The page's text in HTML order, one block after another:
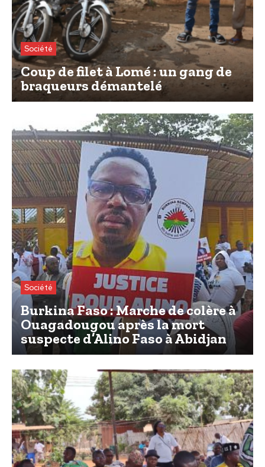
Société
Coup de filet à Lomé : un gang de
braqueurs démantelé
Société
Burkina Faso : Marche de colère à
Ouagadougou après la mort
suspecte d’Alino Faso à Abidjan